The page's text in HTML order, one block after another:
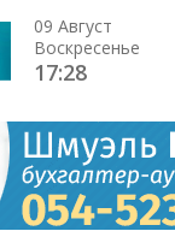
09 Август
Воскресенье
17:28